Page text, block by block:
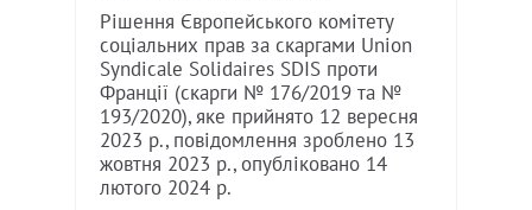
Рішення Європейського комітету
соціальних прав за скаргами Union
Syndicale Solidaires SDIS проти
Франції (скарги № 176/2019 та №
193/2020), яке прийнято 12 вересня
2023 р., повідомлення зроблено 13
жовтня 2023 р., опубліковано 14
лютого 2024 р.